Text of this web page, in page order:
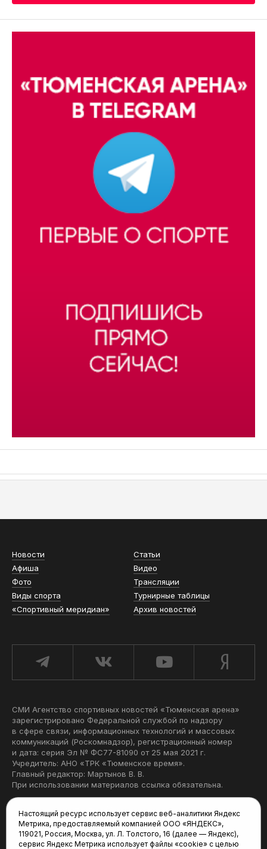
Новости
Статьи
Афиша
Видео
Фото
Трансляции
Виды спорта
Турнирные таблицы
«Спортивный меридиан»
Архив новостей
СМИ Агентство спортивных новостей «Тюменская арена»
зарегистрировано Федеральной службой по надзору
в сфере связи, информационных технологий и массовых
коммуникаций (Роскомнадзор), регистрационный номер
и дата: серия Эл № ФС77-81090 от 25 мая 2021 г.
Учредитель: АНО «ТРК «Тюменское время».
Главный редактор: Мартынов В. В.
При использовании материалов ссылка обязательна.
Редакция:
625035, Тюмень, пр. Геологоразведчиков, 28А
Настоящий ресурс использует сервис веб-аналитики Яндекс
Метрика, предоставляемый компанией ООО «ЯНДЕКС»,
119021, Россия, Москва, ул. Л. Толстого, 16 (далее — Яндекс),
сервис Яндекс Метрика использует файлы «cookie» с целью